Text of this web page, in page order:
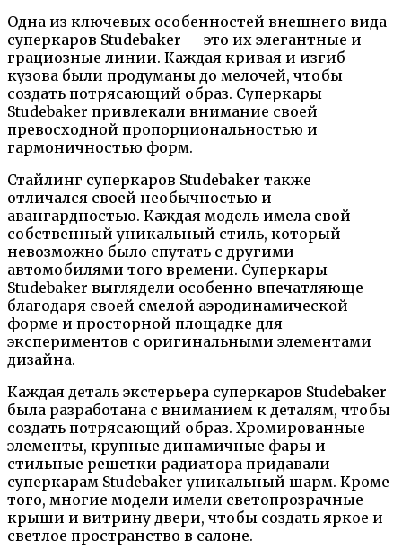
Одна из ключевых особенностей внешнего вида
суперкаров Studebaker — это их элегантные и
грациозные линии. Каждая кривая и изгиб
кузова были продуманы до мелочей, чтобы
создать потрясающий образ. Суперкары
Studebaker привлекали внимание своей
превосходной пропорциональностью и
гармоничностью форм.
Стайлинг суперкаров Studebaker также
отличался своей необычностью и
авангардностью. Каждая модель имела свой
собственный уникальный стиль, который
невозможно было спутать с другими
автомобилями того времени. Суперкары
Studebaker выглядели особенно впечатляюще
благодаря своей смелой аэродинамической
форме и просторной площадке для
экспериментов с оригинальными элементами
дизайна.
Каждая деталь экстерьера суперкаров Studebaker
была разработана с вниманием к деталям, чтобы
создать потрясающий образ. Хромированные
элементы, крупные динамичные фары и
стильные решетки радиатора придавали
суперкарам Studebaker уникальный шарм. Кроме
того, многие модели имели светопрозрачные
крыши и витрину двери, чтобы создать яркое и
светлое пространство в салоне.